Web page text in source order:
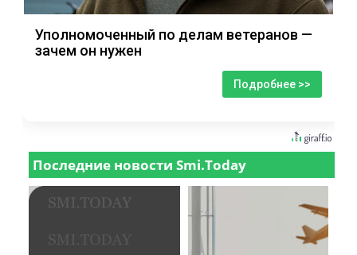
Уполномоченный по делам ветеранов —
зачем он нужен
Подробнее >>